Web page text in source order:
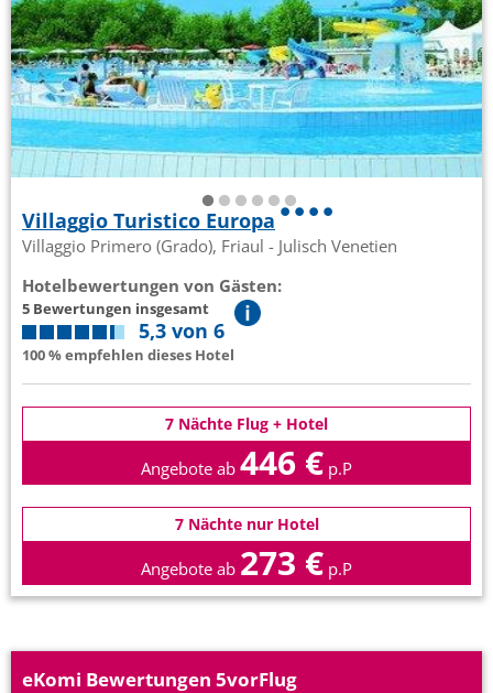
Villaggio Turistico Europa
Villaggio Primero (Grado), Friaul - Julisch Venetien
Hotelbewertungen von Gästen:
5 Bewertungen insgesamt
5,3 von 6
100 % empfehlen dieses Hotel
7 Nächte Flug + Hotel
Angebote ab 446 € p.P
7 Nächte nur Hotel
Angebote ab 273 € p.P
eKomi Bewertungen 5vorFlug